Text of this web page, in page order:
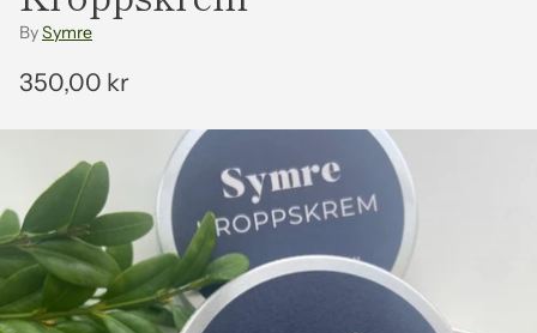
BySymre
Vanleg
pris
350,00 kr